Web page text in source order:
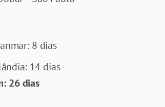
8 dias
14 dias
26 dias